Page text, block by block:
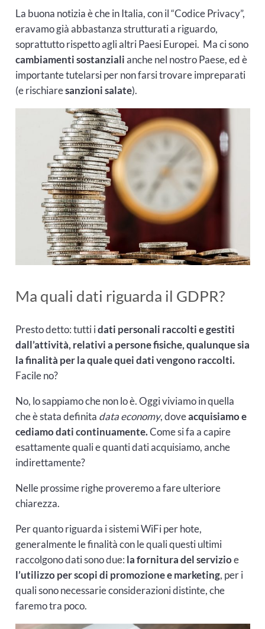
La buona notizia è che in Italia, con il “Codice Privacy”,
eravamo già abbastanza strutturati a riguardo,
soprattutto rispetto agli altri Paesi Europei. Ma ci sono
cambiamenti sostanzialianche nel nostro Paese, ed è
importante tutelarsi per non farsi trovare impreparati
(e rischiaresanzioni salate).
Ma quali dati riguarda il GDPR?
Presto detto: tutti idati personali raccolti e gestiti
dall’attività, relativi a persone fisiche, qualunque sia
la finalità per la quale quei dati vengono raccolti.
Facile no?
No, lo sappiamo che non lo è. Oggi viviamo in quella
che è stata definita data economy, doveacquisiamo e
cediamo dati continuamente.Come si fa a capire
esattamente quali e quanti dati acquisiamo, anche
indirettamente?
Nelle prossime righe proveremo a fare ulteriore
chiarezza.
Per quanto riguarda i sistemi WiFi per hote,
generalmente le finalità con le quali questi ultimi
raccolgono dati sono due: la fornitura del servizioe
l’utilizzo per scopi di promozione e marketing, per i
quali sono necessarie considerazioni distinte, che
faremo tra poco.